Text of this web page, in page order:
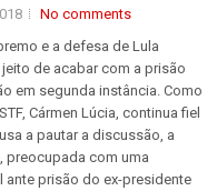
No comments
e a defesa de Lula
de acabar com a prisão
em segunda instância. Como
Cármen Lúcia, continua fiel
a pautar a discussão, a
preocupada com uma
ante prisão do ex-presidente